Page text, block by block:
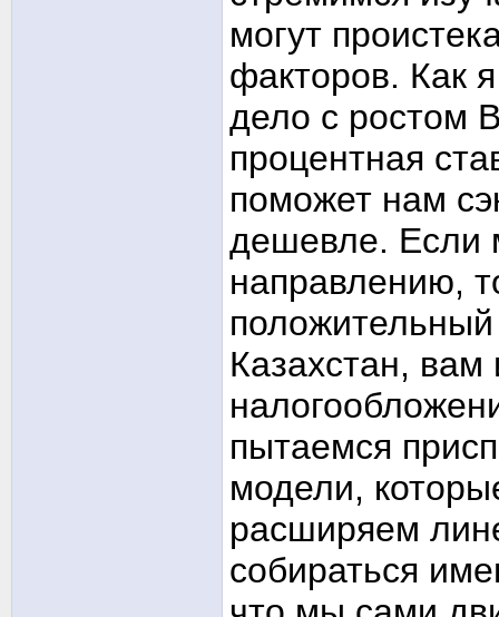
могут
факторов. Как
дело с ростом
процентная
поможет нам
дешевле. Если
направлению,
Казахстан, вам
пытаемся
модели,
расширяем
собираться